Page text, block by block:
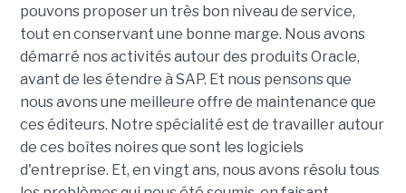
pouvons proposer un très bon niveau de service,
tout en conservant une bonne marge. Nous avons
démarré nos activités autour des produits Oracle,
avant de les étendre à SAP. Et nous pensons que
nous avons une meilleure offre de maintenance que
ces éditeurs. Notre spécialité est de travailler autour
de ces boîtes noires que sont les logiciels
d'entreprise. Et, en vingt ans, nous avons résolu tous